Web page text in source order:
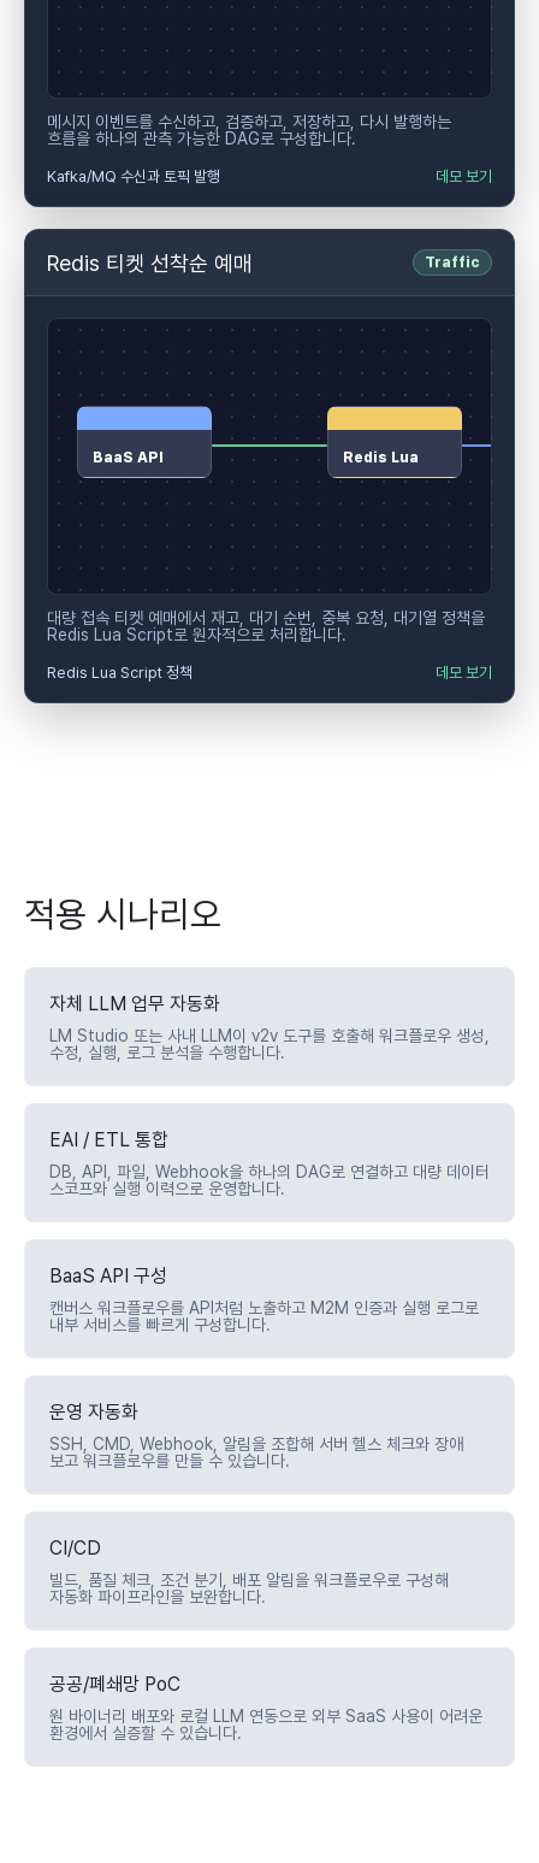
메시지 이벤트를 수신하고, 검증하고, 저장하고, 다시 발행하는
흐름을 하나의 관측 가능한 DAG로 구성합니다.
Kafka/MQ 수신과 토픽 발행 데모 보기
Redis 티켓 선착순 예매 Traffic
BaaS API Redis Lua
대량 접속 티켓 예매에서 재고, 대기 순번, 중복 요청, 대기열 정책을
Redis Lua Script로 원자적으로 처리합니다.
Redis Lua Script 정책 데모 보기
적용 시나리오
자체 LLM 업무 자동화
LM Studio 또는 사내 LLM이 v2v 도구를 호출해 워크플로우 생성,
수정, 실행, 로그 분석을 수행합니다.
EAI / ETL 통합
DB, API, 파일, Webhook을 하나의 DAG로 연결하고 대량 데이터
스코프와 실행 이력으로 운영합니다.
BaaS API 구성
캔버스 워크플로우를 API처럼 노출하고 M2M 인증과 실행 로그로
내부 서비스를 빠르게 구성합니다.
운영 자동화
SSH, CMD, Webhook, 알림을 조합해 서버 헬스 체크와 장애
보고 워크플로우를 만들 수 있습니다.
CI/CD
빌드, 품질 체크, 조건 분기, 배포 알림을 워크플로우로 구성해
자동화 파이프라인을 보완합니다.
공공/폐쇄망 PoC
원 바이너리 배포와 로컬 LLM 연동으로 외부 SaaS 사용이 어려운
환경에서 실증할 수 있습니다.